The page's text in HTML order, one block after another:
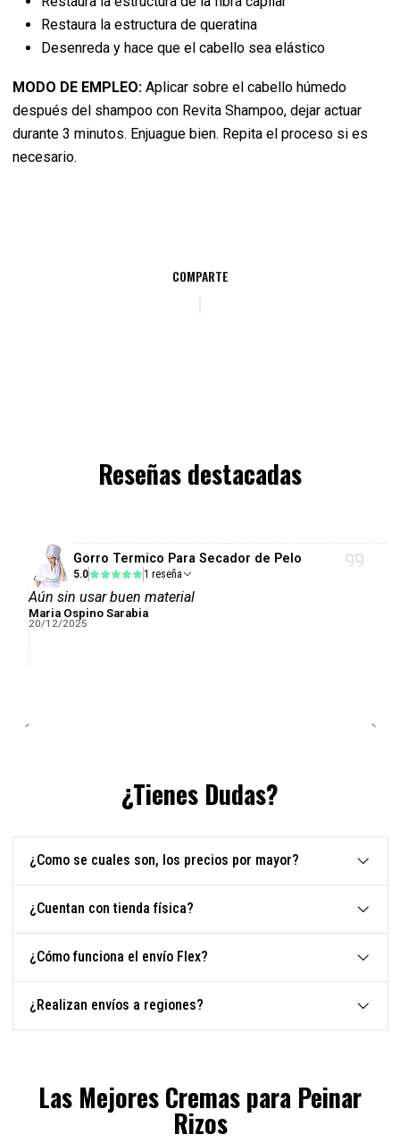
Restaura la estructura de queratina
Desenreda y hace que el cabello sea elástico
MODO DE EMPLEO:Aplicar sobre el cabello húmedo
después del shampoo con Revita Shampoo, dejar actuar
durante 3 minutos. Enjuague bien. Repita el proceso si es
necesario.
COMPARTE
Reseñas destacadas
Gorro Termico Para Secador de Pelo
5.0 1 reseña
Aún sin usar buen material
Maria Ospino Sarabia
20/12/2025
¿Tienes Dudas?
¿Como se cuales son, los precios por mayor?
¿Cuentan con tienda física?
¿Cómo funciona el envío Flex?
¿Realizan envíos a regiones?
Las Mejores Cremas para Peinar
Rizos